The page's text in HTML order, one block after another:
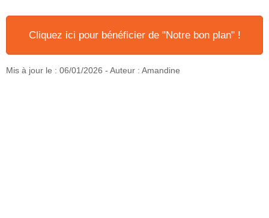
Cliquez ici pour bénéficier de "Notre bon plan" !
Mis à jour le : 06/01/2026 - Auteur : Amandine